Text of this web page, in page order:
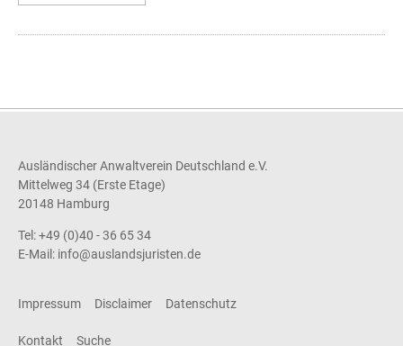
Axel
A.
Ausländischer Anwaltverein Deutschland e.V.
Mittelweg 34 (Erste Etage)
20148 Hamburg
Tel: +49 (0)40 - 36 65 34
E-Mail: info@auslandsjuristen.de
Impressum Disclaimer Datenschutz
Kontakt Suche